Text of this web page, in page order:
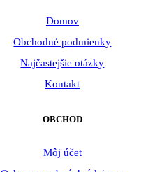
Domov
Obchodné podmienky
Najčastejšie otázky
Kontakt
OBCHOD
Môj účet